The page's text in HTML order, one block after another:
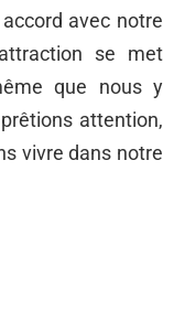
avec notre
se met
que nous y
attention,
vivre dans notre